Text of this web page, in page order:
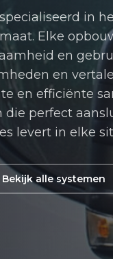
in
Elke
en
en
en efficiënte
perfect
levert in elke
Bekijk alle systemen